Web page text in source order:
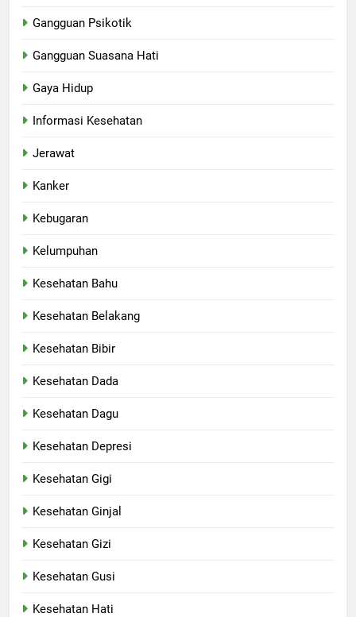
Gangguan Psikotik
Gangguan Suasana Hati
Gaya Hidup
Informasi Kesehatan
Jerawat
Kanker
Kebugaran
Kelumpuhan
Kesehatan Bahu
Kesehatan Belakang
Kesehatan Bibir
Kesehatan Dada
Kesehatan Dagu
Kesehatan Depresi
Kesehatan Gigi
Kesehatan Ginjal
Kesehatan Gizi
Kesehatan Gusi
Kesehatan Hati